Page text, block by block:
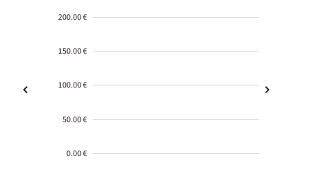
200.00 €
150.00 €
100.00 €
50.00 €
0.00 €